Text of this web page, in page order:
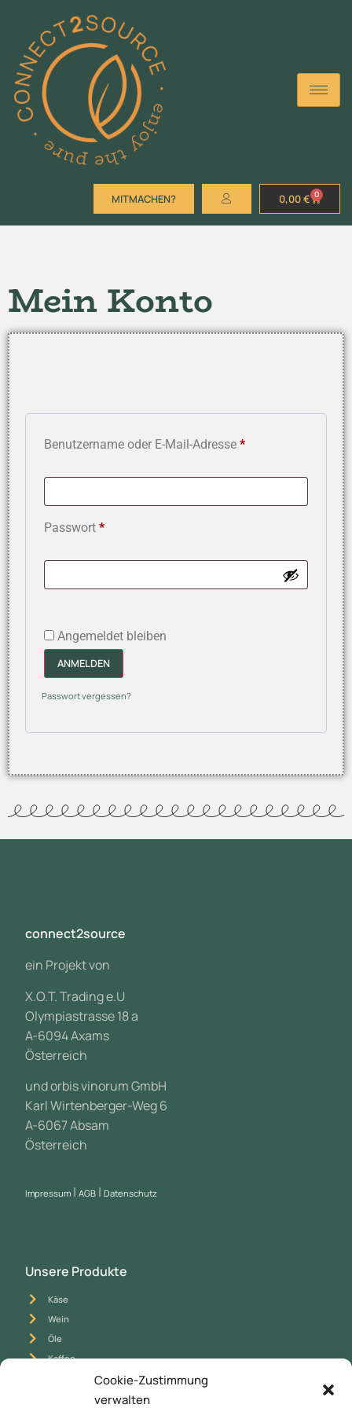
Cookie-Zustimmung
verwalten
MITMACHEN? 0,00€ 0
Mein Konto
Benutzername oder E-Mail-Adresse *
Passwort *
Angemeldet bleiben
ANMELDEN
Passwort vergessen?
connect2source
ein Projekt von
X.O.T. Trading e.U
Olympiastrasse 18 a
A-6094 Axams
Österreich
und orbis vinorum GmbH
Karl Wirtenberger-Weg 6
A-6067 Absam
Österreich
Impressum | AGB | Datenschutz
Unsere Produkte
Käse
Wein
Öle
Kaffee
Schokolade